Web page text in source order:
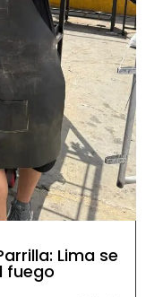
Lima se
fuego